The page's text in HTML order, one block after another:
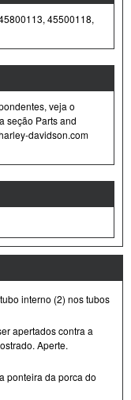
45500118,
veja o
seção Parts and
davidson.com
interno (2) nos tubos
apertados contra a
Aperte.
ponteira da porca do